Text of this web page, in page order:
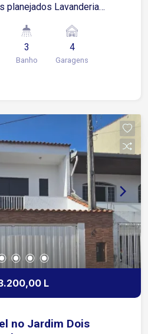
planejados Lavanderia
1 banheiro 1 quarto
no total, sendo 2
3
Banho
4
Garagens
L
no Jardim Dois